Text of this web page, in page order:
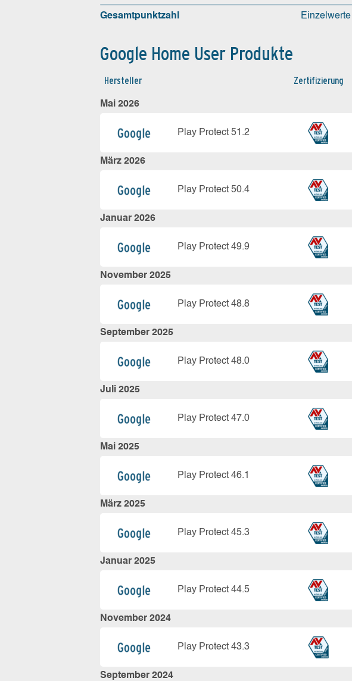
Gesamtpunktzahl Einzelwerte
Google Home User Produkte
Hersteller Zertifi­zierung
Mai 2026
Play Protect 51.2
März 2026
Play Protect 50.4
Januar 2026
Play Protect 49.9
November 2025
Play Protect 48.8
September 2025
Play Protect 48.0
Juli 2025
Play Protect 47.0
Mai 2025
Play Protect 46.1
März 2025
Play Protect 45.3
Januar 2025
Play Protect 44.5
November 2024
Play Protect 43.3
September 2024